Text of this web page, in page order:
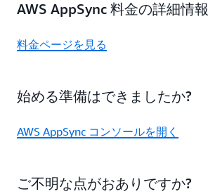
AWS AppSync 料金の詳細情報
料金ページを見る
始める準備はできましたか?
AWS AppSync コンソールを開く
ご不明な点がおありですか?